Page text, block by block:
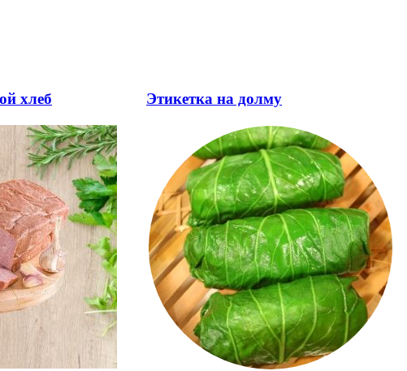
хлеб Этикетка на долму